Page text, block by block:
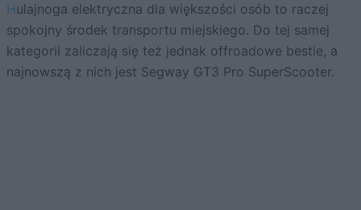
Hulajnoga elektryczna dla większości osób to raczej
spokojny środek transportu miejskiego. Do tej samej
kategorii zaliczają się też jednak offroadowe bestie, a
najnowszą z nich jest Segway GT3 Pro SuperScooter.